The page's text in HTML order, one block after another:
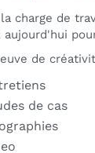
charge de
aujourd'hui
de
de cas